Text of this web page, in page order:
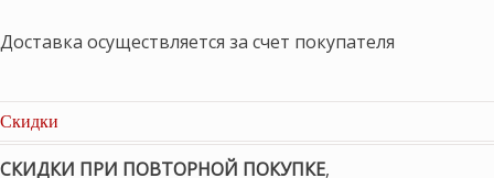
Доставка осуществляется за счет покупателя
Скидки
СКИДКИ ПРИ ПОВТОРНОЙ ПОКУПКЕ,